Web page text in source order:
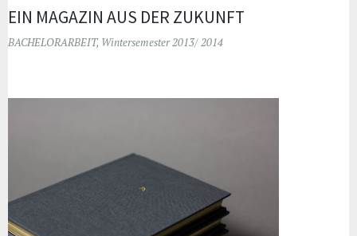
EIN MAGAZIN AUS DER ZUKUNFT
BACHELORARBEIT, Wintersemester 2013/ 2014